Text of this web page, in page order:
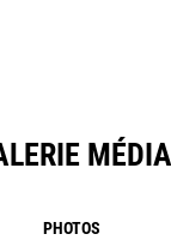
MÉDIA
PHOTOS